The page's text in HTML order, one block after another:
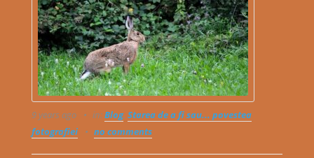
9 years ago in:Blog, Starea de a fi sau... povestea
fotografiei
no comments